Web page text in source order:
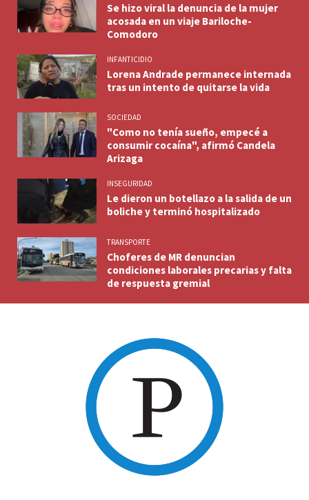
Se hizo viral la denuncia de la mujer
acosada en un viaje Bariloche-
Comodoro
INFANTICIDIO
Lorena Andrade permanece internada
tras un intento de quitarse la vida
SOCIEDAD
"Como no tenía sueño, empecé a
consumir cocaína", afirmó Candela
Arizaga
INSEGURIDAD
Le dieron un botellazo a la salida de un
boliche y terminó hospitalizado
TRANSPORTE
Choferes de MR denuncian
condiciones laborales precarias y falta
de respuesta gremial